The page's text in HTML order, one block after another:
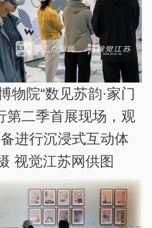
物院“数见苏韵·家门
第二季首展现场，观
进行沉浸式互动体
视觉江苏网供图